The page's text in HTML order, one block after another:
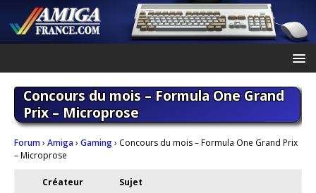
Concours du mois – Formula One Grand
Prix – Microprose
Forum› Amiga› Gaming› Concours du mois – Formula One Grand Prix
– Microprose
Créateur Sujet